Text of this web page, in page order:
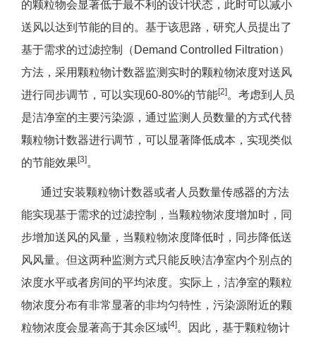
的颗粒物会显著低于最不利的设计状态，此时可以减小
送风以达到节能的目的。基于该思路，研究人员提出了
基于需求的过滤控制（Demand Controlled Filtration）
方法，采用颗粒物计数器监测实时的颗粒物浓度对送风
进行同步调节，可以实现60-80%的节能[2] 。考虑到人员
是洁净室的主要污染源，通过监测人员数量的方式代替
颗粒物计数器进行调节，可以显著降低成本，实现类似
的节能效果[3] 。
通过安装颗粒物计数器或者人员数量传感器的方法
能实现基于需求的过滤控制，当颗粒物浓度增加时，同
步增加送风的风量，当颗粒物浓度降低时，同步降低送
风风量。但这两种监测方式只能反映洁净室内个别点的
浓度水平或者房间的平均浓度。实际上，洁净室的颗粒
物浓度分布有非常显著的非均匀特性，污染源附近的颗
粒物浓度会显著高于其余区域[4] 。因此，基于颗粒物计